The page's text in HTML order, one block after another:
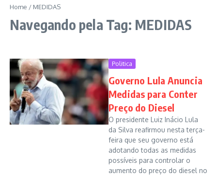
Home / MEDIDAS
Navegando pela Tag: MEDIDAS
Politica
Governo Lula Anuncia
Medidas para Conter
Preço do Diesel
O presidente Luiz Inácio Lula
da Silva reafirmou nesta terça-
feira que seu governo está
adotando todas as medidas
possíveis para controlar o
aumento do preço do diesel no